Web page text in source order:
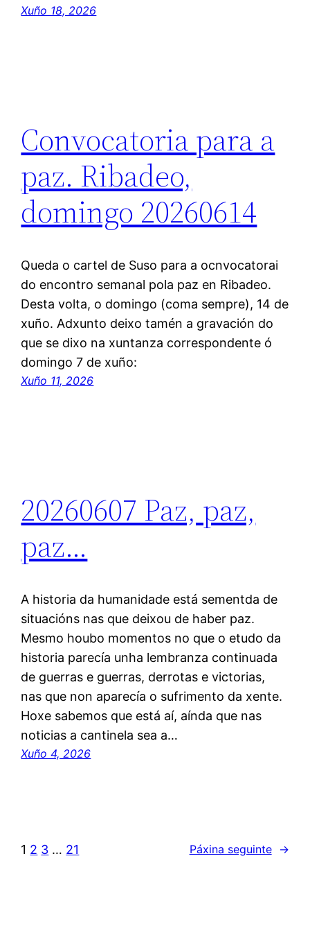
Xuño 18, 2026
Convocatoria para a
paz. Ribadeo,
domingo 20260614
Queda o cartel de Suso para a ocnvocatorai
do encontro semanal pola paz en Ribadeo.
Desta volta, o domingo (coma sempre), 14 de
xuño. Adxunto deixo tamén a gravación do
que se dixo na xuntanza correspondente ó
domingo 7 de xuño:
Xuño 11, 2026
20260607 Paz, paz,
paz…
A historia da humanidade está sementda de
situacións nas que deixou de haber paz.
Mesmo houbo momentos no que o etudo da
historia parecía unha lembranza continuada
de guerras e guerras, derrotas e victorias,
nas que non aparecía o sufrimento da xente.
Hoxe sabemos que está aí, aínda que nas
noticias a cantinela sea a…
Xuño 4, 2026
1 2 3 … 21 Páxina seguinte →